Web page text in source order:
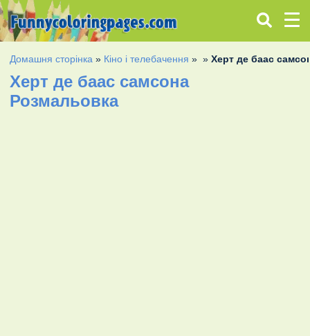
Домашня сторінка » Кіно і телебачення » »Херт де баас
Херт де баас самсона
Розмальовка